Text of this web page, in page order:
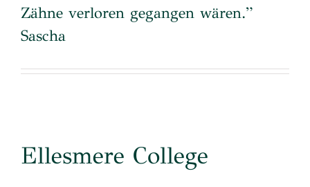
Zähne verloren gegangen wären.”
Sascha
Ellesmere College